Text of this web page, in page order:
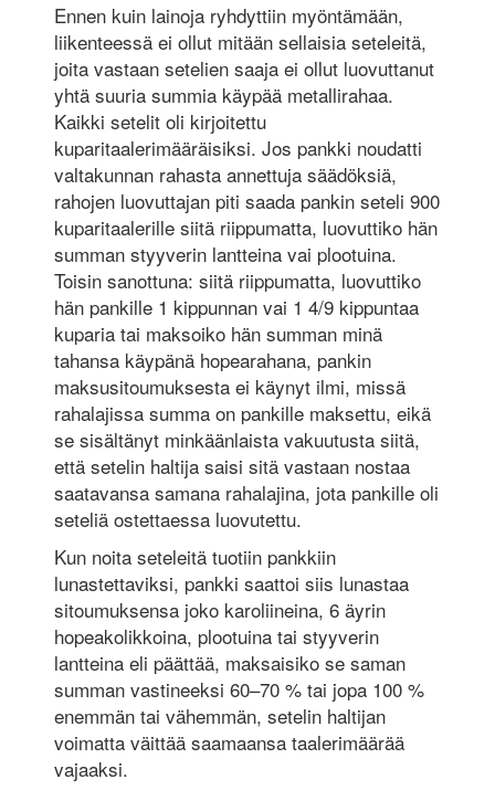
Ennen kuin lainoja ryhdyttiin myöntämään,
liikenteessä ei ollut mitään sellaisia seteleitä,
joita vastaan setelien saaja ei ollut luovuttanut
yhtä suuria summia käypää metallirahaa.
Kaikki setelit oli kirjoitettu
kuparitaalerimääräisiksi. Jos pankki noudatti
valtakunnan rahasta annettuja säädöksiä,
rahojen luovuttajan piti saada pankin seteli 900
kuparitaalerille siitä riippumatta, luovuttiko hän
summan styyverin lantteina vai plootuina.
Toisin sanottuna: siitä riippumatta, luovuttiko
hän pankille 1 kippunnan vai 1 4/9 kippuntaa
kuparia tai maksoiko hän summan minä
tahansa käypänä hopearahana, pankin
maksusitoumuksesta ei käynyt ilmi, missä
rahalajissa summa on pankille maksettu, eikä
se sisältänyt minkäänlaista vakuutusta siitä,
että setelin haltija saisi sitä vastaan nostaa
saatavansa samana rahalajina, jota pankille oli
seteliä ostettaessa luovutettu.
Kun noita seteleitä tuotiin pankkiin
lunastettaviksi, pankki saattoi siis lunastaa
sitoumuksensa joko karoliineina, 6 äyrin
hopeakolikkoina, plootuina tai styyverin
lantteina eli päättää, maksaisiko se saman
summan vastineeksi 60–70 % tai jopa 100 %
enemmän tai vähemmän, setelin haltijan
voimatta väittää saamaansa taalerimäärää
vajaaksi.